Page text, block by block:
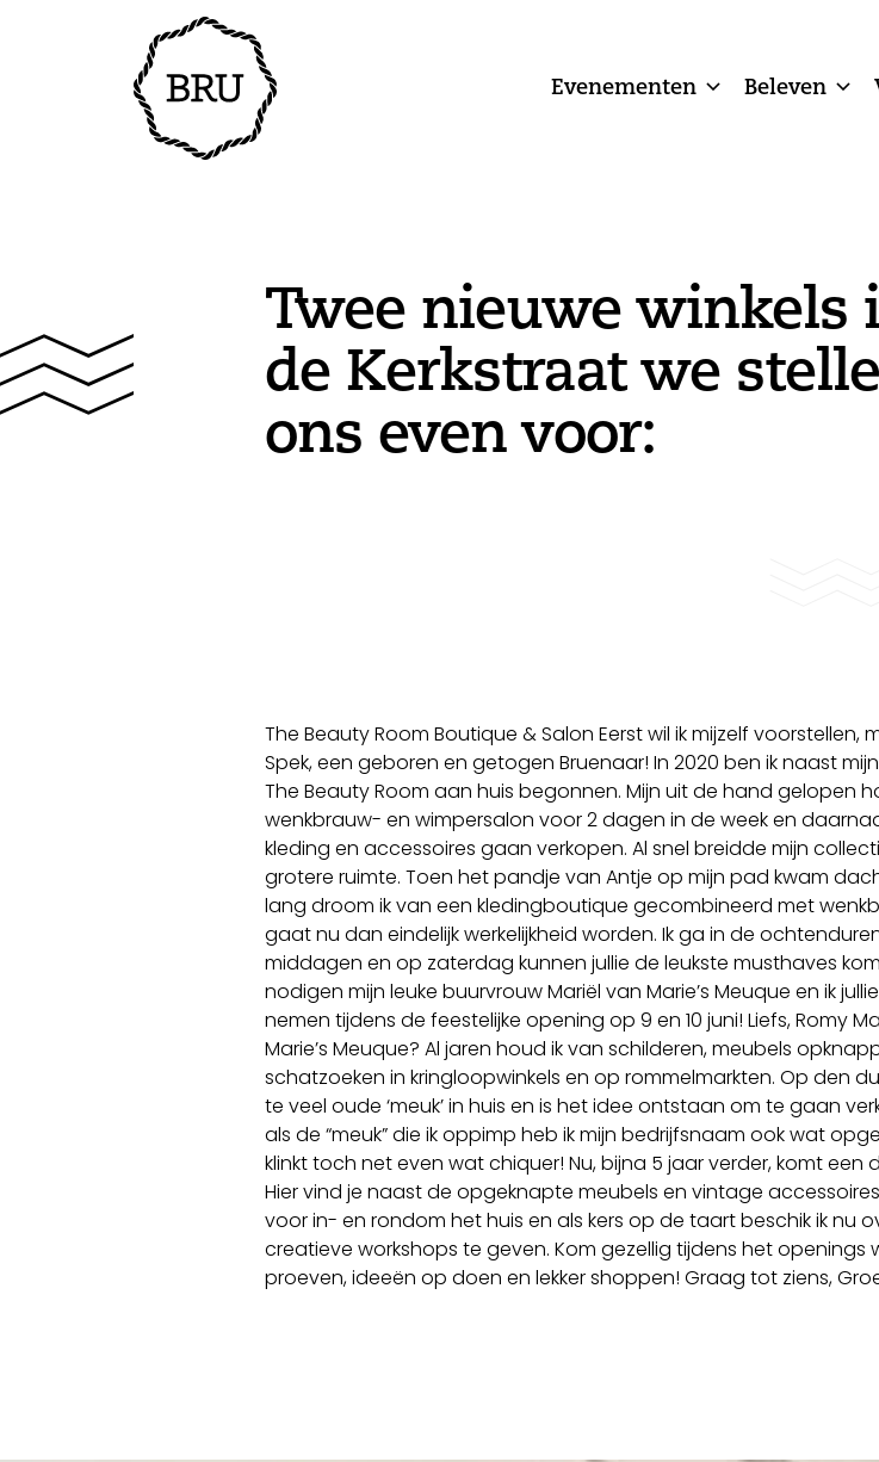
Evenementen Beleven
Twee nieuwe winkels
de Kerkstraat we
ons even voor:
The Beauty Room Boutique & Salon Eerst wil ik mijzelf voorstellen,
Spek, een geboren en getogen Bruenaar! In 2020 ben ik naast
The Beauty Room aan huis begonnen. Mijn uit de hand gelopen
wenkbrauw- en wimpersalon voor 2 dagen in de week en
kleding en accessoires gaan verkopen. Al snel breidde mijn
grotere ruimte. Toen het pandje van Antje op mijn pad kwam dacht
lang droom ik van een kledingboutique gecombineerd met
gaat nu dan eindelijk werkelijkheid worden. Ik ga in de
middagen en op zaterdag kunnen jullie de leukste musthaves
nodigen mijn leuke buurvrouw Mariël van Marie’s Meuque en ik
nemen tijdens de feestelijke opening op 9 en 10 juni! Liefs, Romy
Marie’s Meuque? Al jaren houd ik van schilderen, meubels
schatzoeken in kringloopwinkels en op rommelmarkten. Op den
te veel oude ‘meuk’ in huis en is het idee ontstaan om te gaan
als de “meuk” die ik oppimp heb ik mijn bedrijfsnaam ook wat
klinkt toch net even wat chiquer! Nu, bijna 5 jaar verder, komt een
Hier vind je naast de opgeknapte meubels en vintage
voor in- en rondom het huis en als kers op de taart beschik ik nu
creatieve workshops te geven. Kom gezellig tijdens het openings
proeven, ideeën op doen en lekker shoppen! Graag tot ziens,